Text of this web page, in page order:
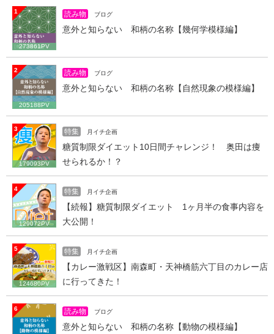
1
273861PV
読み物 ブログ
意外と知らない 和柄の名称【幾何学模様編】
2
205188PV
読み物 ブログ
意外と知らない 和柄の名称【自然現象の模様編】
3
179093PV
特集 月イチ企画
糖質制限ダイエット10日間チャレンジ！ 奥田は痩
せられるか！？
4
129072PV
特集 月イチ企画
【続報】糖質制限ダイエット 1ヶ月半の食事内容を
大公開！
5
124680PV
特集 月イチ企画
【カレー激戦区】南森町・天神橋筋六丁目のカレー店
に行ってきた！
6 読み物 ブログ
意外と知らない 和柄の名称【動物の模様編】